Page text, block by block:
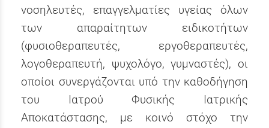
νοσηλευτές, επαγγελματίες υγείας όλων
των απαραίτητων ειδικοτήτων
(φυσιοθεραπευτές, εργοθεραπευτές,
λογοθεραπευτή, ψυχολόγο, γυμναστές), οι
οποίοι συνεργάζονται υπό την καθοδήγηση
του Ιατρού Φυσικής Ιατρικής
Αποκατάστασης, με κοινό στόχο την